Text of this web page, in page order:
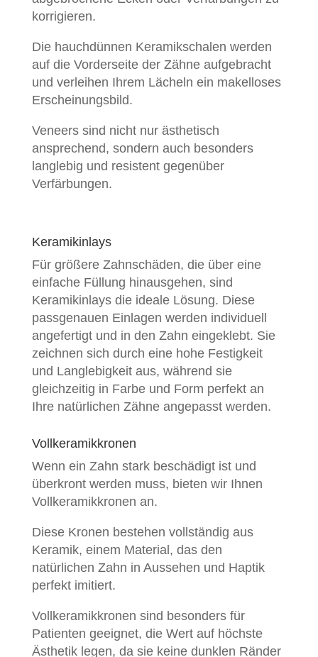
korrigieren.
Die hauchdünnen Keramikschalen werden
auf die Vorderseite der Zähne aufgebracht
und verleihen Ihrem Lächeln ein makelloses
Erscheinungsbild.
Veneers sind nicht nur ästhetisch
ansprechend, sondern auch besonders
langlebig und resistent gegenüber
Verfärbungen.
Keramikinlays
Für größere Zahnschäden, die über eine
einfache Füllung hinausgehen, sind
Keramikinlays die ideale Lösung. Diese
passgenauen Einlagen werden individuell
angefertigt und in den Zahn eingeklebt. Sie
zeichnen sich durch eine hohe Festigkeit
und Langlebigkeit aus, während sie
gleichzeitig in Farbe und Form perfekt an
Ihre natürlichen Zähne angepasst werden.
Vollkeramikkronen
Wenn ein Zahn stark beschädigt ist und
überkront werden muss, bieten wir Ihnen
Vollkeramikkronen an.
Diese Kronen bestehen vollständig aus
Keramik, einem Material, das den
natürlichen Zahn in Aussehen und Haptik
perfekt imitiert.
Vollkeramikkronen sind besonders für
Patienten geeignet, die Wert auf höchste
Ästhetik legen, da sie keine dunklen Ränder